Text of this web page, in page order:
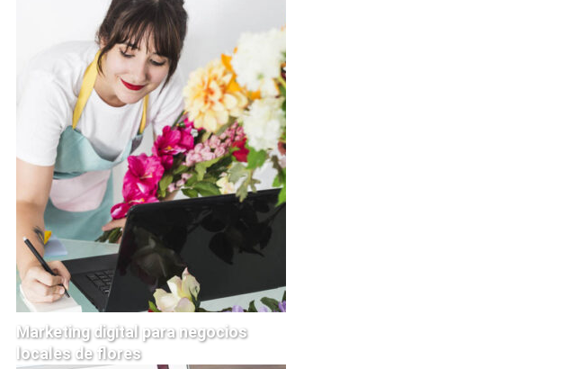
Marketing digital para negocios
locales de flores